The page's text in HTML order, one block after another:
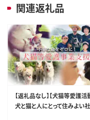
関連返礼品
【返礼品なし】【犬猫等愛護活
犬と猫と人にとって住みよい